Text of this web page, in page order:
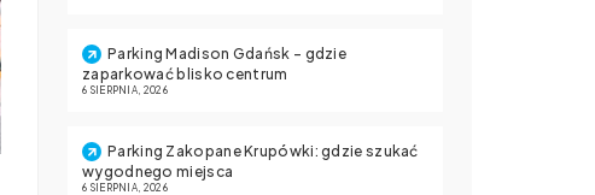
Parking Madison Gdańsk – gdzie
zaparkować blisko centrum
6 SIERPNIA, 2026
Parking Zakopane Krupówki: gdzie szukać
wygodnego miejsca
6 SIERPNIA, 2026